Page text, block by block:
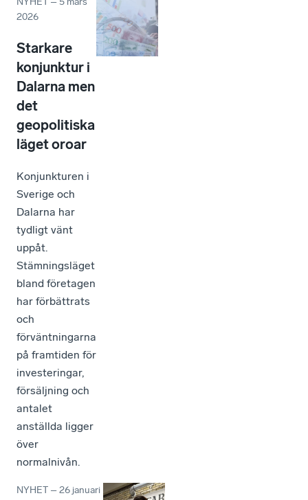
2026
Starkare
konjunktur i
Dalarna men
det
geopolitiska
läget oroar
Konjunkturen i
Sverige och
Dalarna har
tydligt vänt
uppåt.
Stämningsläget
bland företagen
har förbättrats
och
förväntningarna
på framtiden för
investeringar,
försäljning och
antalet
anställda ligger
över
normalnivån.
NYHET –26 januari